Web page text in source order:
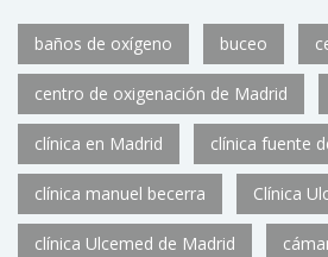
baños de oxígeno buceo
centro de oxigenación de Madrid
clínica en Madrid clínica fuente
clínica manuel becerra Clínica
clínica Ulcemed de Madrid